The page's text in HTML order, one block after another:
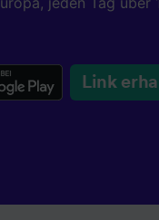
Link